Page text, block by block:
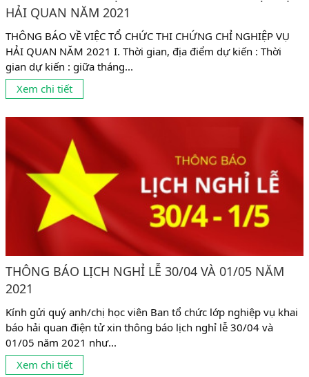
HẢI QUAN NĂM 2021
THÔNG BÁO VỀ VIỆC TỔ CHỨC THI CHỨNG CHỈ NGHIỆP VỤ
HẢI QUAN NĂM 2021 I. Thời gian, địa điểm dự kiến : Thời
gian dự kiến : giữa tháng...
Xem chi tiết
THÔNG BÁO LỊCH NGHỈ LỄ 30/04 VÀ 01/05 NĂM
2021
Kính gửi quý anh/chị học viên Ban tổ chức lớp nghiệp vụ khai
báo hải quan điện tử xin thông báo lịch nghỉ lễ 30/04 và
01/05 năm 2021 như...
Xem chi tiết